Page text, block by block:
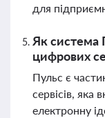
для
Як система
цифрових
Пульс є
сервісів, яка
електронну